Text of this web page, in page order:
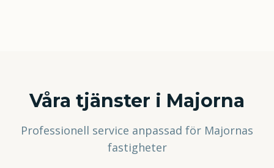
Våra tjänster i Majorna
Professionell service anpassad för Majornas
fastigheter